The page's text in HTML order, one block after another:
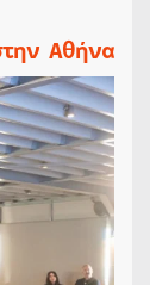
Αθήνα